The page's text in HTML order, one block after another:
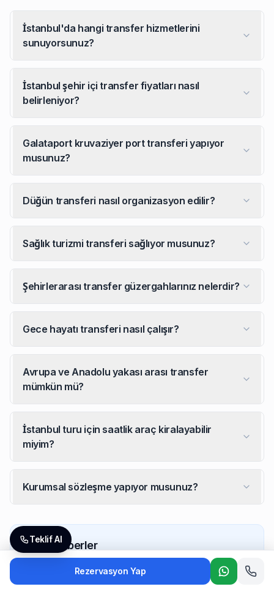
İstanbul'da hangi transfer hizmetlerini
sunuyorsunuz?
İstanbul şehir içi transfer fiyatları nasıl
belirleniyor?
Galataport kruvaziyer port transferi yapıyor
musunuz?
Düğün transferi nasıl organizasyon edilir?
Sağlık turizmi transferi sağlıyor musunuz?
Şehirlerarası transfer güzergahlarınız nelerdir?
Gece hayatı transferi nasıl çalışır?
Avrupa ve Anadolu yakası arası transfer
mümkün mü?
İstanbul turu için saatlik araç kiralayabilir
miyim?
Kurumsal sözleşme yapıyor musunuz?
Havalimanı transferi (IST + SAW), otel transferi, şehir
İstanbul şehir içi transfer fiyatları nasıl belirleniyor?
Fiyatlar güzergah mesafesine ve araç tipine göre
İlgili Rehberler
İstanbul Havalimanı Özel Transfer
Rezervasyon Yap
Whatsapp
Teklif Al